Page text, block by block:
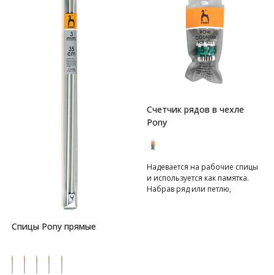
Спицы Pony прямые
Счетчик рядов в чехле
Pony
Надевается на рабочие спицы
и используется как памятка.
Набрав ряд или петлю,